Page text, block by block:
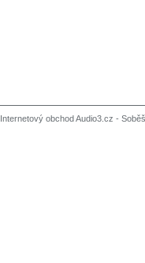
Internetový obchod Audio3.cz -